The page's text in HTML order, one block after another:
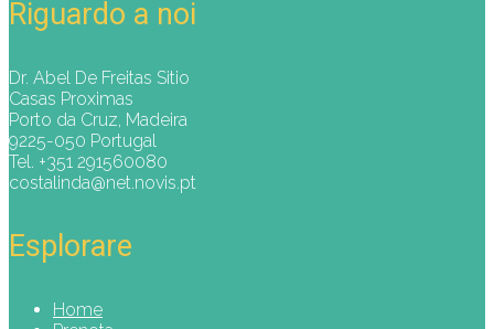
Riguardo a noi
Dr. Abel De Freitas Sitio
Casas Proximas
Porto da Cruz, Madeira
9225-050 Portugal
Tel. +351 291560080
costalinda@net.novis.pt
Esplorare
Home